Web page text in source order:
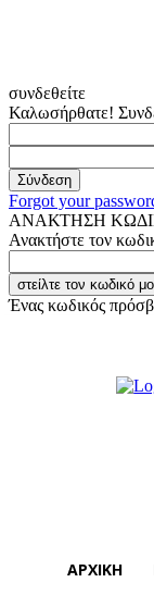
συνδεθείτε
Καλωσήρθατε!
Forgot your
ΑΝΑΚΤΗΣΗ
Ανακτήστε τον
Ένας κωδικός
ΑΡΧΙΚΗ